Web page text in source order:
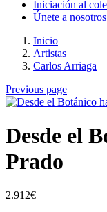
Iniciación al
Únete a nosotros
Inicio
Artistas
Carlos Arriaga
Previous page
Desde el
Prado
2.912€